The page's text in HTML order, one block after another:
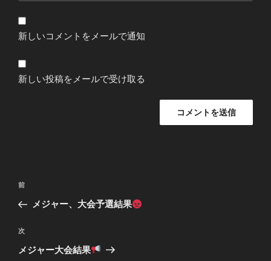
新しいコメントをメールで通知
新しい投稿をメールで受け取る
投
ナ
ビ
ゲ
過
去
投
前
メジャー、大会予選結果
次
の
次
メジャー大会結果